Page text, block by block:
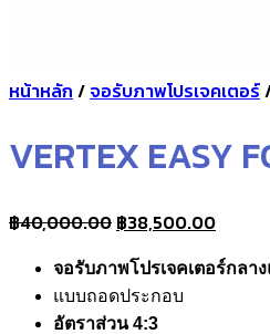
หน้าหลัก / จอรับภาพโปรเจคเตอร์
VERTEX EASY
฿40,000.00 Original
was:
฿40,000.00.
฿38,500.00Current
is:
จอรับภาพโปรเจคเตอร์กลาง
แบบถอดประกอบ
อัตราส่วน 4:3